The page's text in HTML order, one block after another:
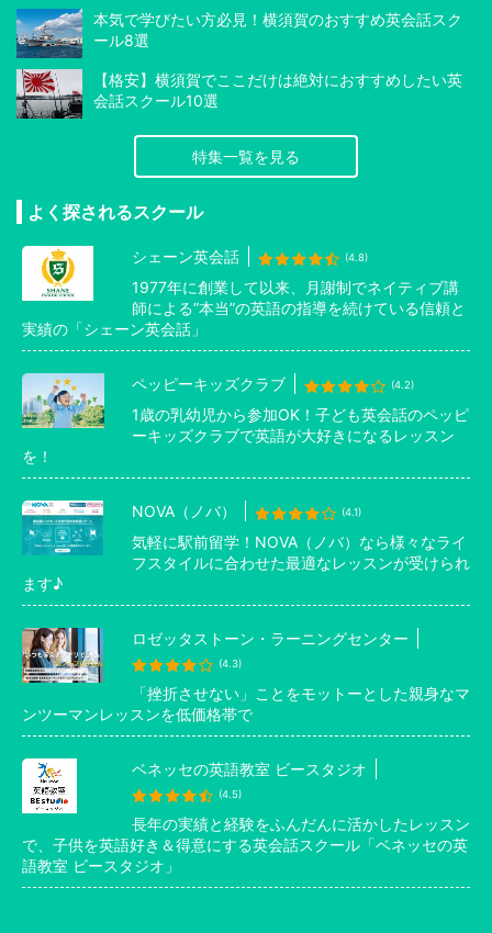
本気で学びたい方必見！横須賀のおすすめ英会話スク
ール8選
【格安】横須賀でここだけは絶対におすすめしたい英
会話スクール10選
特集一覧を見る
よく探されるスクール
シェーン英会話 (4.8)
1977年に創業して以来、月謝制でネイティブ講
師による”本当”の英語の指導を続けている信頼と
実績の「シェーン英会話」
ペッピーキッズクラブ (4.2)
1歳の乳幼児から参加OK！子ども英会話のペッピ
ーキッズクラブで英語が大好きになるレッスン
を！
NOVA（ノバ） (4.1)
気軽に駅前留学！NOVA（ノバ）なら様々なライ
フスタイルに合わせた最適なレッスンが受けられ
ます♪
ロゼッタストーン・ラーニングセンター
(4.3)
「挫折させない」ことをモットーとした親身なマ
ンツーマンレッスンを低価格帯で
ベネッセの英語教室 ビースタジオ
(4.5)
長年の実績と経験をふんだんに活かしたレッスン
で、子供を英語好き＆得意にする英会話スクール「ベネッセの英
語教室 ビースタジオ」